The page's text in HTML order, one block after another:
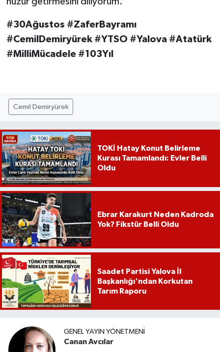
#30Ağustos #ZaferBayramı
#CemilDemiryürek #YTSO #Yalova #Atatürk
#MilliMücadele #103Yıl
Cemil Demiryürek
TOKİ Hatay Konut Belirleme
Kurası Tamamlandı: Evler Belli
Oldu
Ebrar Karakurt Neden Kadroda
Yok? Fikstür Belli Oldu
Saadet Partisi Yalova İl
Başkanlığı'ndan Korkutan
Tarım Raporu
GENEL YAYIN YÖNETMENI
Canan Avcılar